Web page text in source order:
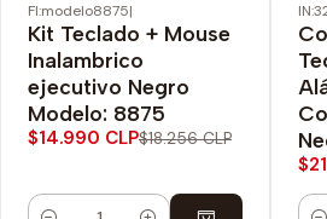
-18% OFF
FI:modelo8875|
Kit Teclado + Mouse
Inalambrico
ejecutivo Negro
Modelo: 8875
$14.990 CLP$18.256 CLP
-